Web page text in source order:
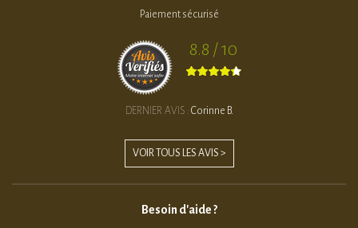
Paiement sécurisé
8.8 / 10
DERNIER AVIS : Corinne B.
VOIR TOUS LES AVIS >
Besoin d'aide ?